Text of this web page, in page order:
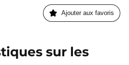
Ajouter aux favoris
sur les